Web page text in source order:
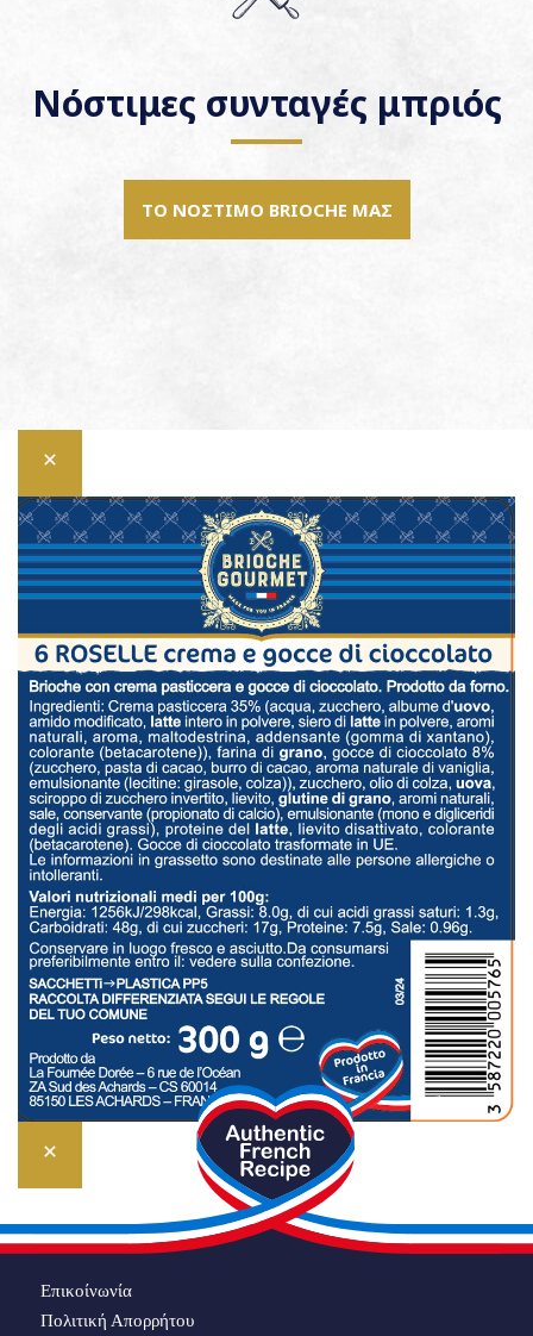
Νόστιμες συνταγές μπριός
ΤΟ ΝΌΣΤΙΜΟ BRIOCHE ΜΑΣ
Επικοίνωνία
Πολιτική Απορρήτου